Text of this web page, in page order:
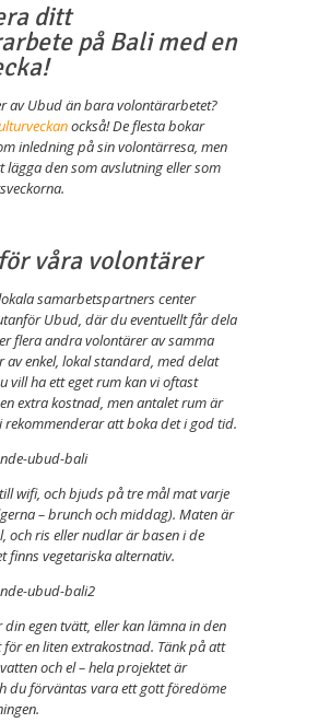
ditt
på Bali med en
av Ubud än bara volontärarbetet?
också! De flesta bokar
inledning på sin volontärresa, men
lägga den som avslutning eller som
våra volontärer
samarbetspartners center
Ubud, där du eventuellt får dela
flera andra volontärer av samma
av enkel, lokal standard, med delat
vill ha ett eget rum kan vi oftast
extra kostnad, men antalet rum är
rekommenderar att boka det i god tid.
wifi, och bjuds på tre mål mat varje
– brunch och middag). Maten är
och ris eller nudlar är basen i de
finns vegetariska alternativ.
egen tvätt, eller kan lämna in den
en liten extrakostnad. Tänk på att
och el – hela projektet är
du förväntas vara ett gott föredöme